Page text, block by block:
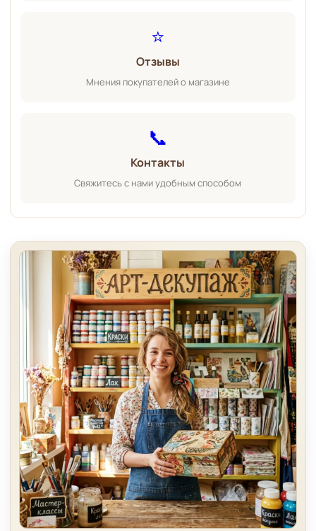
⭐
Отзывы
Мнения покупателей о магазине
📞
Контакты
Свяжитесь с нами удобным способом